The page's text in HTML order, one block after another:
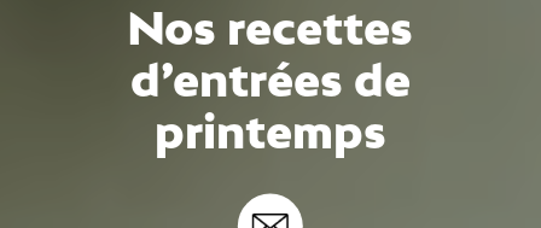
Nos recettes
d’entrées de
printemps